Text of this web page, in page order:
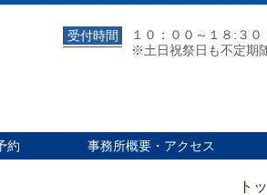
受付時間
１０：００～１８:３０
※土日祝祭日も不定期
約 事務所概要・アクセス
ト